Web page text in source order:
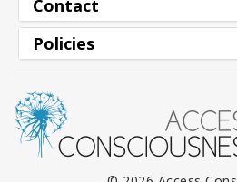
Contact
Policies